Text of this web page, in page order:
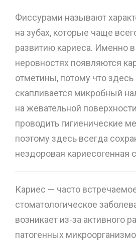
Фиссурами называют
на зубах, которые чаще
развитию кариеса. Именно в
неровностях появляются
отметины, потому что здесь
скапливается микробный
на жевательной
проводить гигиенические
поэтому здесь всегда
нездоровая кариесогенная
Кариес — часто
стоматологическое
возникает из-за активного
патогенных